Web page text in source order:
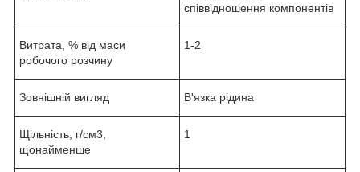
співвідношення компонентів
Витрата, % від маси
робочого розчину
1-2
Зовнішній вигляд В'язка рідина
Щільність, г/см3,
щонайменше
1